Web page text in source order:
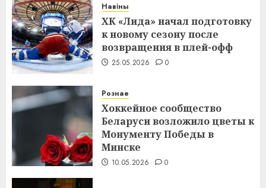
Навіны
ХК «Лида» начал подготовку
к новому сезону после
возвращения в плей-офф
25.05.2026 0
Рознае
Хоккейное сообщество
Беларуси возложило цветы к
Монументу Победы в
Минске
10.05.2026 0